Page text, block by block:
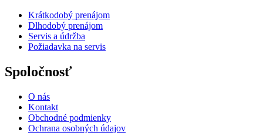
Krátkodobý prenájom
Dlhodobý prenájom
Servis a údržba
Požiadavka na servis
Spoločnosť
O nás
Kontakt
Obchodné podmienky
Ochrana osobných údajov